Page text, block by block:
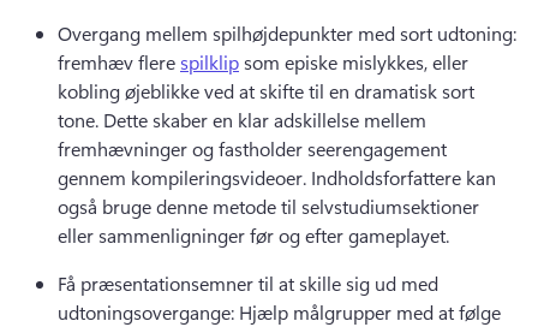
Overgang mellem spilhøjdepunkter med sort udtoning:
fremhæv flere spilklip som episke mislykkes, eller
kobling øjeblikke ved at skifte til en dramatisk sort
tone. Dette skaber en klar adskillelse mellem
fremhævninger og fastholder seerengagement
gennem kompileringsvideoer. Indholdsforfattere kan
også bruge denne metode til selvstudiumsektioner
eller sammenligninger før og efter gameplayet.
Få præsentationsemner til at skille sig ud med
udtoningsovergange: Hjælp målgrupper med at følge